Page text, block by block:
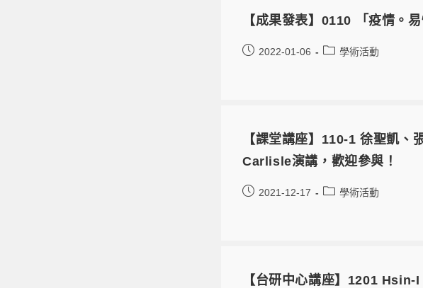
【成果發表】0110 「疫情。
2022-01-06 學術活動
【課堂講座】110-1 徐聖凱
Carlisle演講，歡迎參與！
2021-12-17 學術活動
【台研中心講座】1201